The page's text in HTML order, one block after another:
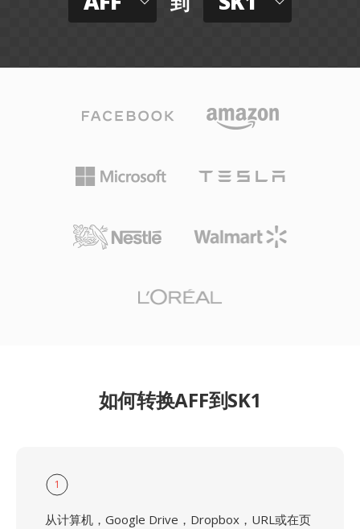
如何转换AFF到SK1
1
从计算机，Google Drive，Dropbox，URL或在页